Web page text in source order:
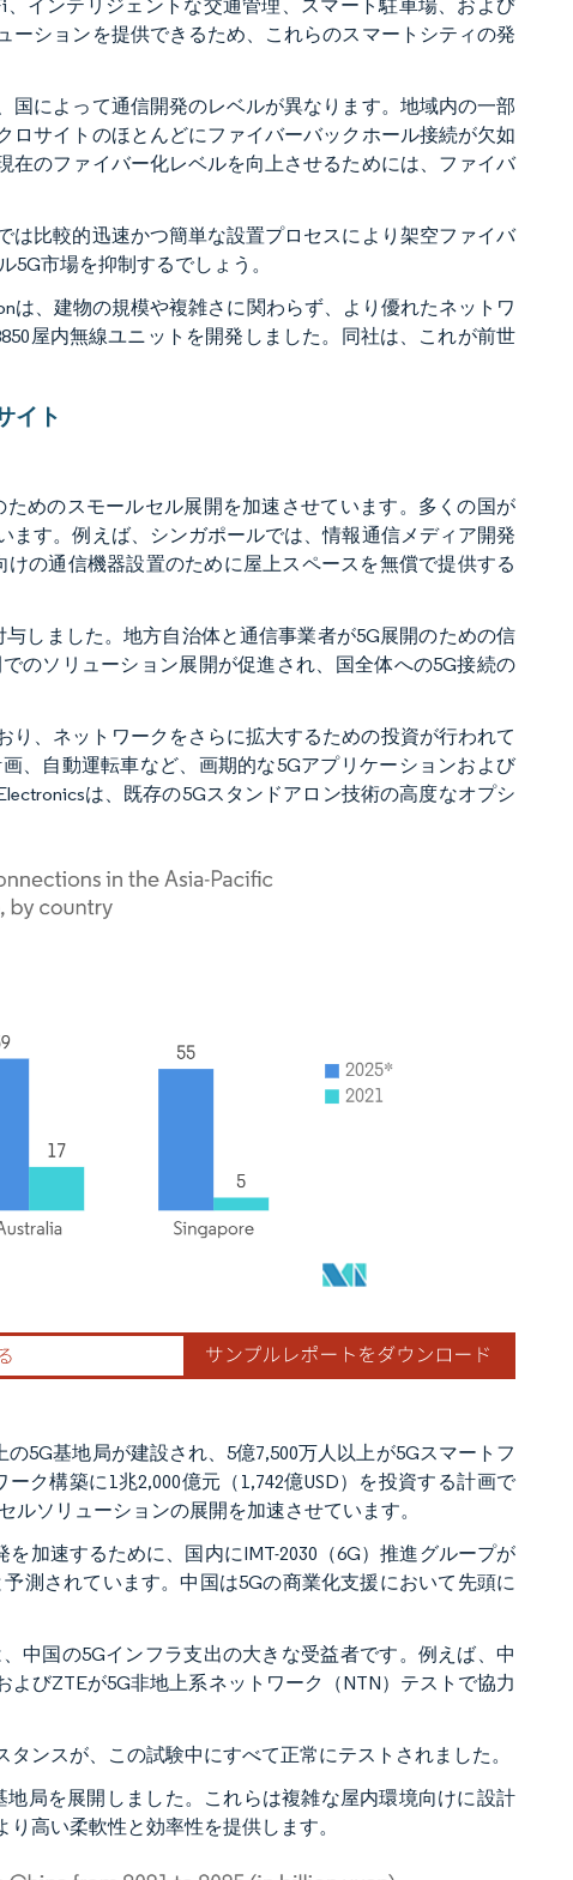
インテリジェントな交通管理、スマート駐車場、および
ションを提供できるため、これらのスマートシティの発
によって通信開発のレベルが異なります。地域内の一部
サイトのほとんどにファイバーバックホール接続が欠如
在のファイバー化レベルを向上させるためには、ファイバ
比較的迅速かつ簡単な設置プロセスにより架空ファイバ
市場を抑制するでしょう。
は、建物の規模や複雑さに関わらず、より優れたネットワ
屋内無線ユニットを開発しました。同社は、これが前世
イト
めのスモールセル展開を加速させています。多くの国が
す。例えば、シンガポールでは、情報通信メディア開発
の通信機器設置のために屋上スペースを無償で提供する
しました。地方自治体と通信事業者が5G展開のための信
のソリューション展開が促進され、国全体への5G接続の
り、ネットワークをさらに拡大するための投資が行われて
、自動運転車など、画期的な5Gアプリケーションおよび
は、既存の5Gスタンドアロン技術の高度なオプシ
5G基地局が建設され、5億7,500万人以上が5Gスマートフ
ク構築に1兆2,000億元（1,742億USD）を投資する計画で
ソリューションの展開を加速させています。
加速するために、国内にIMT-2030（6G）推進グループが
測されています。中国は5Gの商業化支援において先頭に
中国の5Gインフラ支出の大きな受益者です。例えば、中
びZTEが5G非地上系ネットワーク（NTN）テストで協力
ンスが、この試験中にすべて正常にテストされました。
局を展開しました。これらは複雑な屋内環境向けに設計
高い柔軟性と効率性を提供します。